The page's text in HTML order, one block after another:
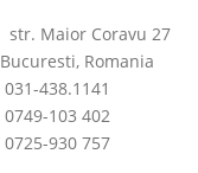
str. Maior Coravu 27
Bucuresti, Romania
031-438.1141
0749-103 402
0725-930 757